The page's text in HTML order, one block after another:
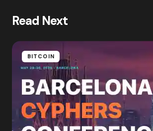
Read Next
BITCOIN